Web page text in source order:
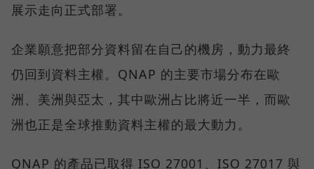
展示走向正式部署。
企業願意把部分資料留在自己的機房，動力最終
仍回到資料主權。QNAP 的主要市場分布在歐
洲、美洲與亞太，其中歐洲占比將近一半，而歐
洲也正是全球推動資料主權的最大動力。
QNAP 的產品已取得 ISO 27001、ISO 27017 與